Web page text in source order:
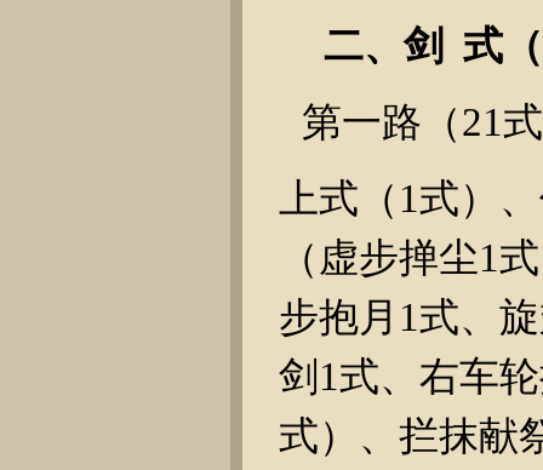
二、剑 式（
第一路（21
上式（ 1式）
（虚步掸尘1
步抱月 1式、
剑 1式、右车
式）、拦抹献